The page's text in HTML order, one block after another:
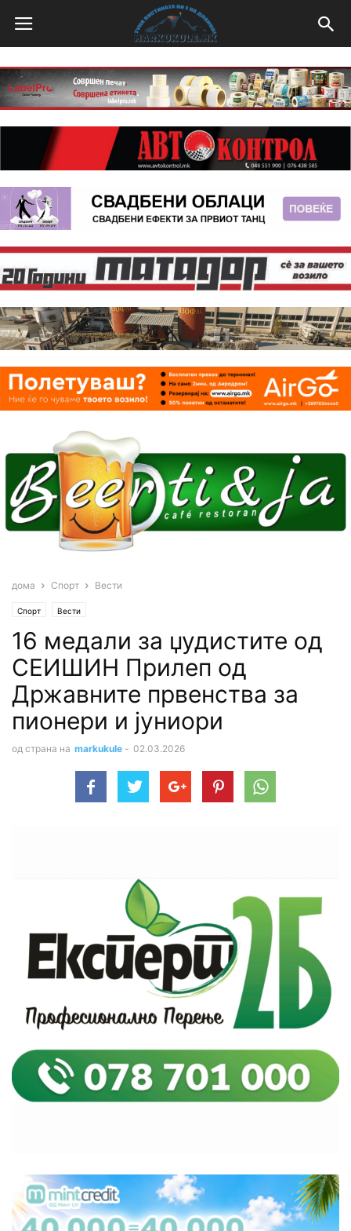
дома Спорт Вести
Спорт Вести
16 медали за џудистите од
СЕИШИН Прилеп од
Државните првенства за
пионери и јуниори
од страна на markukule - 02.03.2026